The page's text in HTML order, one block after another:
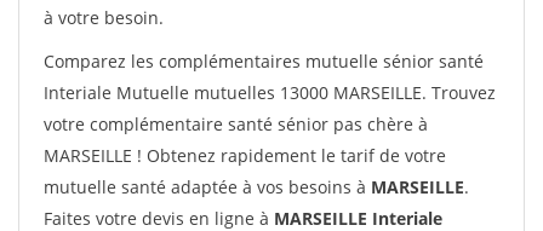
à votre besoin.
Comparez les complémentaires mutuelle sénior santé
Interiale Mutuelle mutuelles 13000 MARSEILLE. Trouvez
votre complémentaire santé sénior pas chère à
MARSEILLE ! Obtenez rapidement le tarif de votre
mutuelle santé adaptée à vos besoins à MARSEILLE.
Faites votre devis en ligne à MARSEILLE Interiale